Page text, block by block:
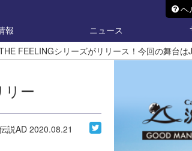
ヘ
報 ニュース
FEELINGシリーズがリリース！今回の舞台は
リー
説AD2020.08.21